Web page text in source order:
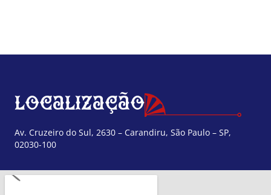
Localização
Av. Cruzeiro do Sul, 2630 – Carandiru, São Paulo – SP,
02030-100